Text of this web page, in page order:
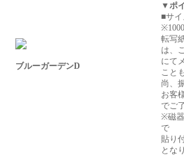
ブルーガーデンD
▼ポ
■サイ
転写
は、
にて
こと
尚、
お客
でご
※磁
で
貼り
とな